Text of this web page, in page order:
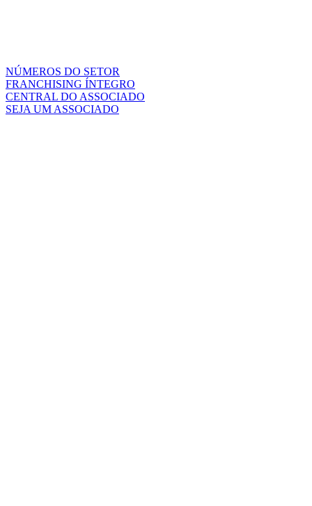
NÚMEROS DO SETOR
FRANCHISING ÍNTEGRO
CENTRAL DO ASSOCIADO
SEJA UM ASSOCIADO